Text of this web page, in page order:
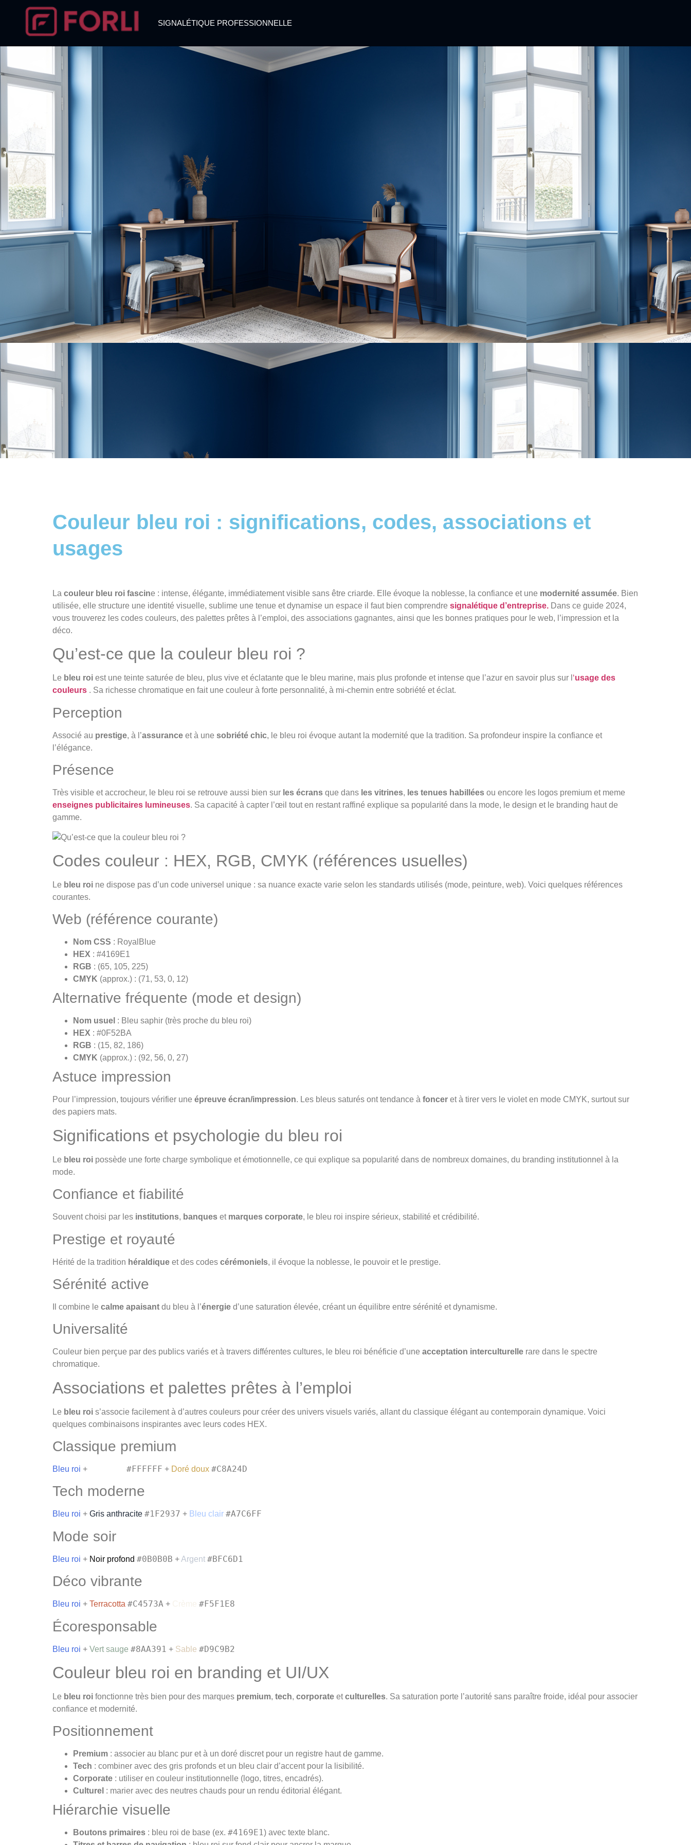
SIGNALÉTIQUE PROFESSIONNELLE
Couleur bleu roi : significations, codes, associations et
usages
La couleur bleu roi fascine : intense, élégante, immédiatement visible sans être criarde. Elle évoque la noblesse, la confiance et une modernité assumée. Bien
utilisée, elle structure une identité visuelle, sublime une tenue et dynamise un espace il faut bien comprendre signalétique d’entreprise. Dans ce guide 2024,
vous trouverez les codes couleurs, des palettes prêtes à l’emploi, des associations gagnantes, ainsi que les bonnes pratiques pour le web, l’impression et la
déco.
Qu’est‑ce que la couleur bleu roi ?
Le bleu roi est une teinte saturée de bleu, plus vive et éclatante que le bleu marine, mais plus profonde et intense que l’azur en savoir plus sur l ‘usage des
couleurs . Sa richesse chromatique en fait une couleur à forte personnalité, à mi-chemin entre sobriété et éclat.
Perception
Associé au prestige, à l’assurance et à une sobriété chic, le bleu roi évoque autant la modernité que la tradition. Sa profondeur inspire la confiance et
l’élégance.
Présence
Très visible et accrocheur, le bleu roi se retrouve aussi bien sur les écrans que dans les vitrines, les tenues habillées ou encore les logos premium et meme
enseignes publicitaires lumineuses. Sa capacité à capter l’œil tout en restant raffiné explique sa popularité dans la mode, le design et le branding haut de
gamme.
Codes couleur : HEX, RGB, CMYK (références usuelles)
Le bleu roi ne dispose pas d’un code universel unique : sa nuance exacte varie selon les standards utilisés (mode, peinture, web). Voici quelques références
courantes.
Web (référence courante)
Nom CSS : RoyalBlue
HEX : #4169E1
RGB : (65, 105, 225)
CMYK (approx.) : (71, 53, 0, 12)
Alternative fréquente (mode et design)
Nom usuel : Bleu saphir (très proche du bleu roi)
HEX : #0F52BA
RGB : (15, 82, 186)
CMYK (approx.) : (92, 56, 0, 27)
Astuce impression
Pour l’impression, toujours vérifier une épreuve écran/impression. Les bleus saturés ont tendance à foncer et à tirer vers le violet en mode CMYK, surtout sur
des papiers mats.
Significations et psychologie du bleu roi
Le bleu roi possède une forte charge symbolique et émotionnelle, ce qui explique sa popularité dans de nombreux domaines, du branding institutionnel à la
mode.
Confiance et fiabilité
Souvent choisi par les institutions, banques et marques corporate, le bleu roi inspire sérieux, stabilité et crédibilité.
Prestige et royauté
Hérité de la tradition héraldique et des codes cérémoniels, il évoque la noblesse, le pouvoir et le prestige.
Sérénité active
Il combine le calme apaisant du bleu à l’énergie d’une saturation élevée, créant un équilibre entre sérénité et dynamisme.
Universalité
Couleur bien perçue par des publics variés et à travers différentes cultures, le bleu roi bénéficie d’une acceptation interculturelle rare dans le spectre
chromatique.
Associations et palettes prêtes à l’emploi
Le bleu roi s’associe facilement à d’autres couleurs pour créer des univers visuels variés, allant du classique élégant au contemporain dynamique. Voici
quelques combinaisons inspirantes avec leurs codes HEX.
Classique premium
Bleu roi + #FFFFFF + Doré doux #C8A24D
Tech moderne
Bleu roi + Gris anthracite #1F2937 + Bleu clair #A7C6FF
Mode soir
Bleu roi + Noir profond #0B0B0B +Argent #BFC6D1
Déco vibrante
Bleu roi + Terracotta #C4573A + #F5F1E8
Écoresponsable
Bleu roi + Vert sauge #8AA391 + Sable #D9C9B2
Couleur bleu roi en branding et UI/UX
Le bleu roi fonctionne très bien pour des marques premium, tech, corporate etculturelles. Sa saturation porte l’autorité sans paraître froide, idéal pour associer
confiance et modernité.
Positionnement
Premium : associer au blanc pur et à un doré discret pour un registre haut de gamme.
Tech : combiner avec des gris profonds et un bleu clair d’accent pour la lisibilité.
Corporate : utiliser en couleur institutionnelle (logo, titres, encadrés).
Culturel : marier avec des neutres chauds pour un rendu éditorial élégant.
Hiérarchie visuelle
Boutons primaires : bleu roi de base (ex. #4169E1) avec texte blanc.